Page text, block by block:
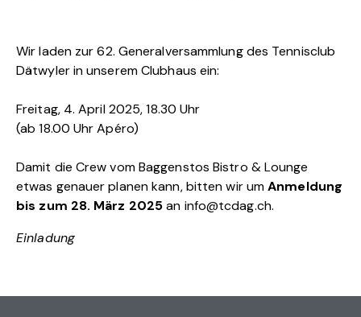
Wir laden zur 62. Generalversammlung des Tennisclub
Dätwyler in unserem Clubhaus ein:
Freitag, 4. April 2025, 18.30 Uhr
(ab 18.00 Uhr Apéro)
Damit die Crew vom Baggenstos Bistro & Lounge
etwas genauer planen kann, bitten wir umAnmeldung
bis zum 28. März 2025an info@tcdag.ch.
Einladung